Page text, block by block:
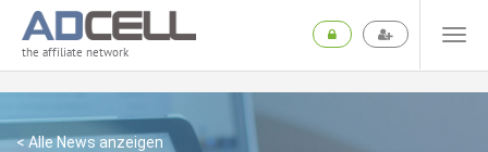
the affiliate network
< Alle News anzeigen